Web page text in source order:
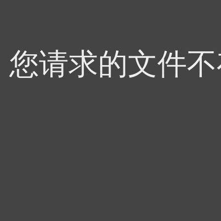
您请求的文件